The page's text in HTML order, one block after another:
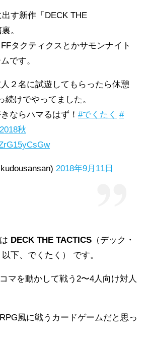
す新作「DECK THE
。
タクティクスとかサモンナイト
です。
２名に試遊してもらったら休憩
続けでやってました。
ならハマるはず！ #でくたく #
秋
2018年9月11日
DECK THE TACTICS （デック・
下、でくたく） です。
マを動かして戦う2〜4人向け対人
風に戦うカードゲームだと思っ